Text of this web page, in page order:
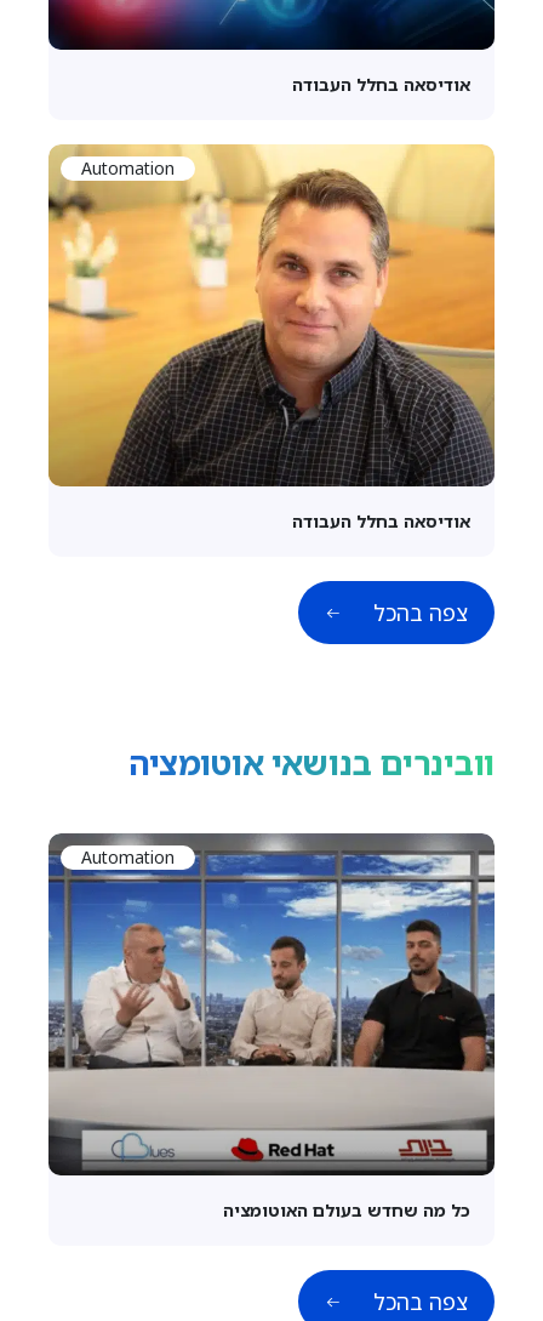
אודיסאה בחלל העבודה
Automation
אודיסאה בחלל העבודה
צפה בהכל
וובינרים בנושאי אוטומציה
Automation
כל מה שחדש בעולם האוטומציה
צפה בהכל